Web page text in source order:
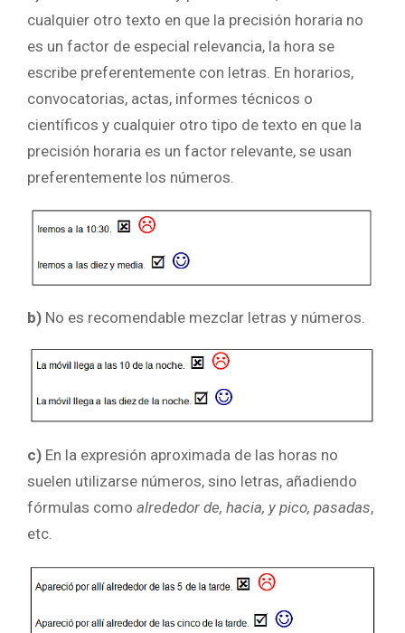
cualquier otro texto en que la precisión horaria no
es un factor de especial relevancia, la hora se
escribe preferentemente con letras. En horarios,
convocatorias, actas, informes técnicos o
científicos y cualquier otro tipo de texto en que la
precisión horaria es un factor relevante, se usan
preferentemente los números.
b) No es recomendable mezclar letras y números.
c) En la expresión aproximada de las horas no
suelen utilizarse números, sino letras, añadiendo
fórmulas como alrededor de, hacia, y pico, pasadas,
etc.